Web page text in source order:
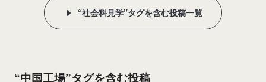
“社会科見学”タグを含む投稿一覧
“中国工場”タグを含む投稿